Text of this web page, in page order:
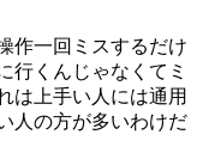
作一回ミスするだけ
行くんじゃなくてミ
は上手い人には通用
人の方が多いわけだ